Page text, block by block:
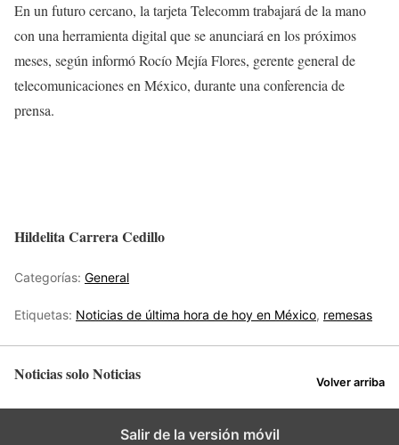
En un futuro cercano, la tarjeta Telecomm trabajará de la mano
con una herramienta digital que se anunciará en los próximos
meses, según informó Rocío Mejía Flores, gerente general de
telecomunicaciones en México, durante una conferencia de
prensa.
Hildelita Carrera Cedillo
Categorías: General
Etiquetas: Noticias de última hora de hoy en México, remesas
Noticias solo Noticias Volver arriba
Salir de la versión móvil